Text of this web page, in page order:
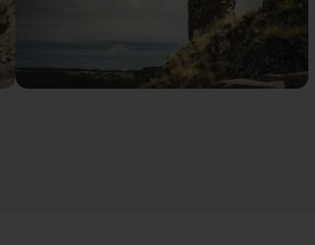
Warm Drama 07m39